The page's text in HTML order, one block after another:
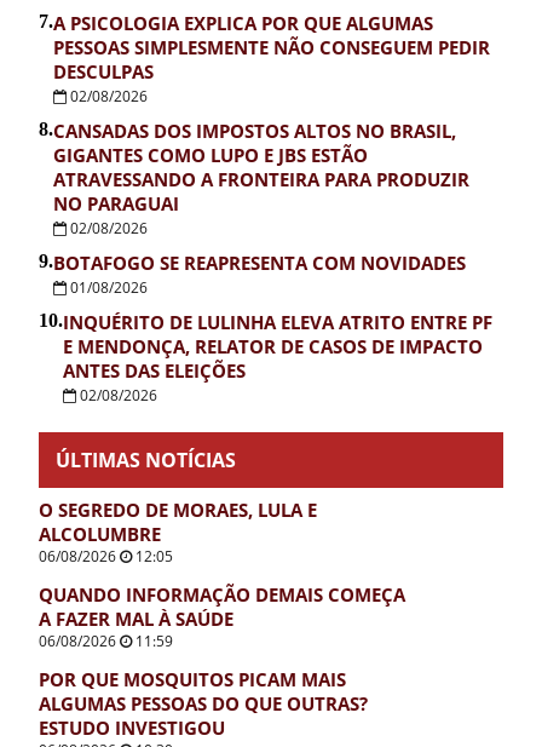
7.A PSICOLOGIA EXPLICA POR QUE ALGUMAS
PESSOAS SIMPLESMENTE NÃO CONSEGUEM PEDIR
DESCULPAS
02/08/2026
8.CANSADAS DOS IMPOSTOS ALTOS NO BRASIL,
GIGANTES COMO LUPO E JBS ESTÃO
ATRAVESSANDO A FRONTEIRA PARA PRODUZIR
NO PARAGUAI
02/08/2026
9.BOTAFOGO SE REAPRESENTA COM NOVIDADES
01/08/2026
10.INQUÉRITO DE LULINHA ELEVA ATRITO ENTRE PF
E MENDONÇA, RELATOR DE CASOS DE IMPACTO
ANTES DAS ELEIÇÕES
02/08/2026
ÚLTIMAS NOTÍCIAS
O SEGREDO DE MORAES, LULA E
ALCOLUMBRE
06/08/2026 12:05
QUANDO INFORMAÇÃO DEMAIS COMEÇA
A FAZER MAL À SAÚDE
06/08/2026 11:59
POR QUE MOSQUITOS PICAM MAIS
ALGUMAS PESSOAS DO QUE OUTRAS?
ESTUDO INVESTIGOU